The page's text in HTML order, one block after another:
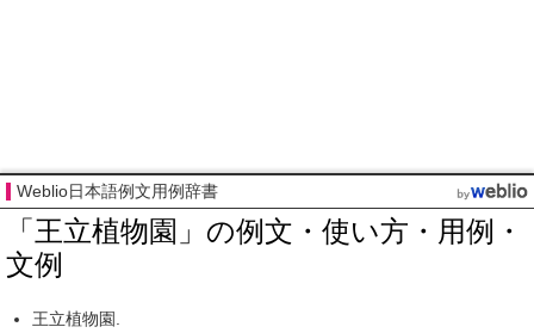
Weblio日本語例文用例辞書
「王立植物園」の例文・使い方・用例・
文例
王立植物園.